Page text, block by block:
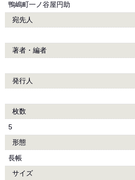
鴨嶋町一ノ谷屋円助
宛先人
著者・編者
発行人
枚数
5
形態
長帳
サイズ